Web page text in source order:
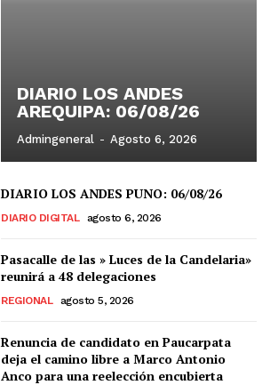
DIARIO LOS ANDES
AREQUIPA: 06/08/26
Admingeneral - Agosto 6, 2026
DIARIO LOS ANDES PUNO: 06/08/26
DIARIO DIGITAL agosto 6, 2026
Pasacalle de las » Luces de la Candelaria»
reunirá a 48 delegaciones
REGIONAL agosto 5, 2026
Renuncia de candidato en Paucarpata
deja el camino libre a Marco Antonio
Anco para una reelección encubierta